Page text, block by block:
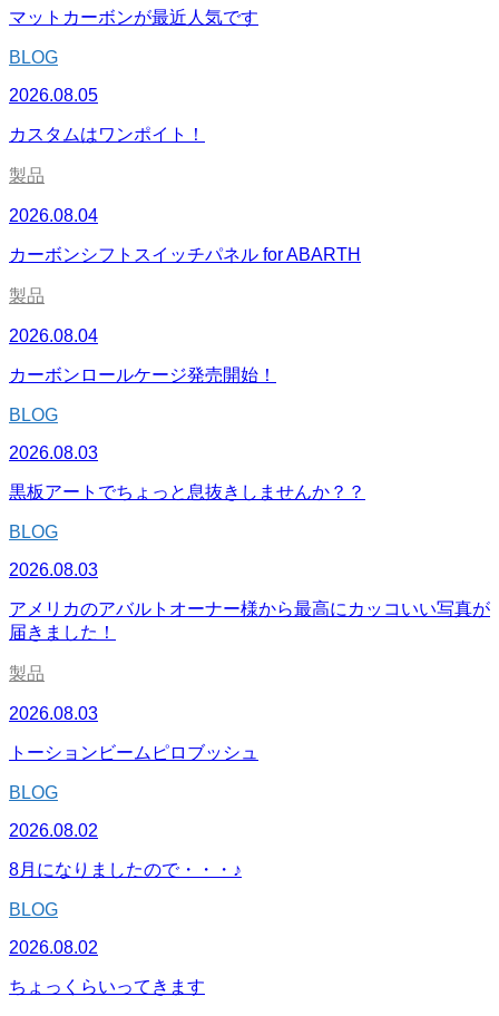
マットカーボンが最近人気です
BLOG
2026.08.05
カスタムはワンポイト！
製品
2026.08.04
カーボンシフトスイッチパネル for ABARTH
製品
2026.08.04
カーボンロールケージ発売開始！
BLOG
2026.08.03
黒板アートでちょっと息抜きしませんか？？
BLOG
2026.08.03
アメリカのアバルトオーナー様から最高にカッコいい写真が
届きました！
製品
2026.08.03
トーションビームピロブッシュ
BLOG
2026.08.02
8月になりましたので・・・♪
BLOG
2026.08.02
ちょっくらいってきます